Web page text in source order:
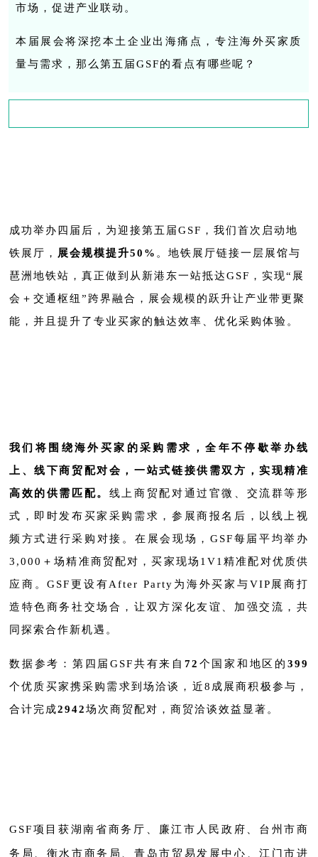
市场，促进产业联动。
本届展会将深挖本土企业出海痛点，专注海外买家质
量与需求，那么第五届GSF的看点有哪些呢？
成功举办四届后，为迎接第五届GSF，我们首次启动地
铁展厅，
展会规模提升50% 。地铁展厅链接一层展馆与
琶洲地铁站，真正做到从新港东一站抵达GSF，实现“展
会＋交通 枢纽”跨界融合，展会规模的跃升让产业带更聚
能，并且提升了专业买家的触达效率、优化采购体验。
我们将围绕海外买家的采购需求，全年不停歇举办线
上、线下商贸配对会，一站式链接供需双方，实现精准
高效的供需匹配。 线上商贸配对通过官微、交流群等形
式，即时发布买家采购需求，参展商报名后，以线上视
频方式进行采购对接。在展会现场，GSF每届平均举办
3,000＋场精准商贸配对，买家现场1V1精准配对优质供
应商。GSF更设有After Party为海外买家与VIP展商打
造特色商务社交场合，让双方深化友谊、加强交流，共
同探索合作新机遇。
数据参考：第四届GSF共有来自 72 个国家和地区的399
个优质买家携采购需求到场洽谈，近8成展商积极参与，
合计完成2942场次商贸配对，商贸洽谈效益显著。
GSF项目获湖南省商务厅、廉江市人民政府、台州市商
务局、衡水市商务局、青岛市贸易发展中心、江门市进